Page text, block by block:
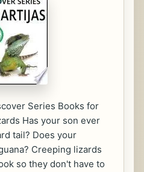
Series Books for
Has your son ever
tail? Does your
Creeping lizards
so they don't have to